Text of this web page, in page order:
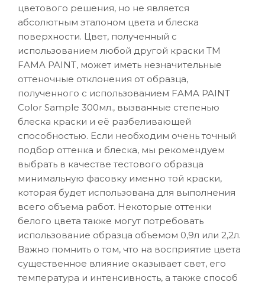
цветового решения, но не является
абсолютным эталоном цвета и блеска
поверхности. Цвет, полученный с
использованием любой другой краски ТМ
FAMA PAINT, может иметь незначительные
оттеночные отклонения от образца,
полученного с использованием FAMA PAINT
Color Sample 300мл., вызванные степенью
блеска краски и её разбеливающей
способностью. Если необходим очень точный
подбор оттенка и блеска, мы рекомендуем
выбрать в качестве тестового образца
минимальную фасовку именно той краски,
которая будет использована для выполнения
всего объема работ. Некоторые оттенки
белого цвета также могут потребовать
использование образца объемом 0,9л или 2,2л.
Важно помнить о том, что на восприятие цвета
существенное влияние оказывает свет, его
температура и интенсивность, а также способ